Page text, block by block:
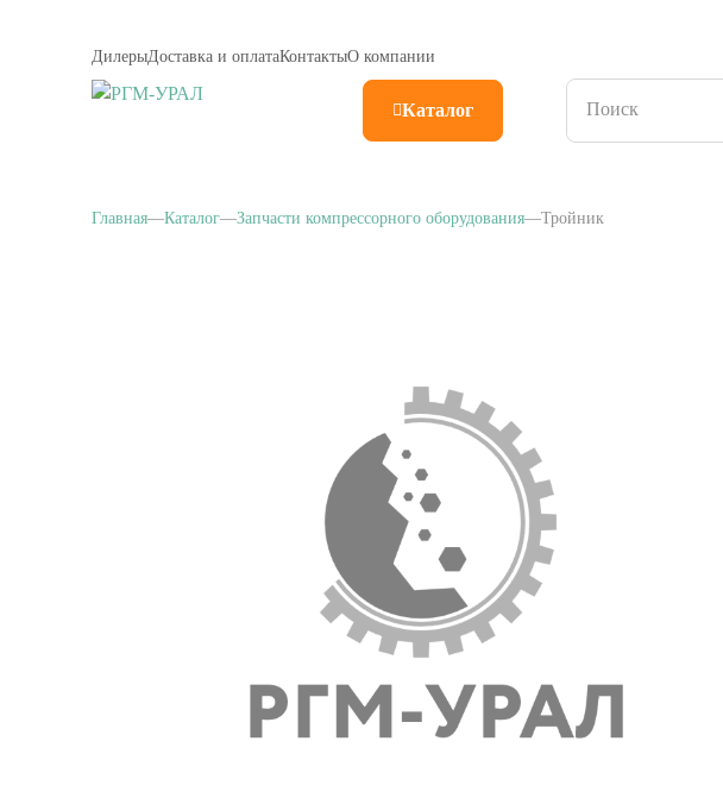
ДилерыДоставка и оплатаКонтактыО компании
Каталог
Главная Каталог Запчасти компрессорного оборудования Тройник